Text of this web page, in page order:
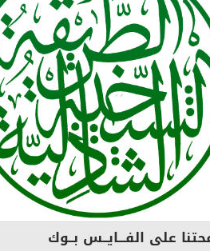
على الفـــايــس بــوك